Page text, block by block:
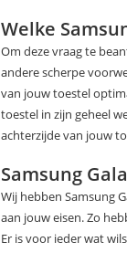
Welke
Om deze vraag te
andere scherpe
van jouw toestel
toestel in zijn geheel
achterzijde van jouw
Samsung
Wij hebben Samsung
aan jouw eisen. Zo
Er is voor ieder wat